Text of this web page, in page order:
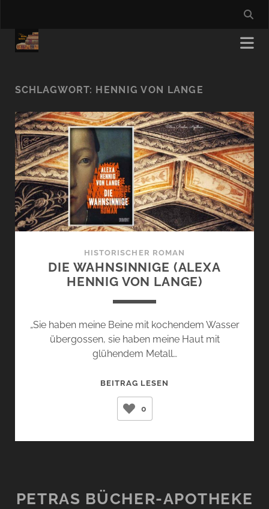
SCHLAGWORT: HENNIG VON LANGE
HISTORISCHER ROMAN
DIE WAHNSINNIGE (ALEXA
HENNIG VON LANGE)
„Sie haben meine Beine mit kochendem Wasser
übergossen, sie haben meine Haut mit
glühendem Metall…
BEITRAG LESEN
VON
0
PETRAS BÜCHER-APOTHEKE